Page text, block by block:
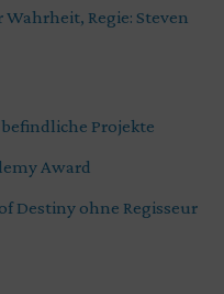
Wahrheit, Regie: Steven
Projekte
Award
Destiny ohne Regisseur